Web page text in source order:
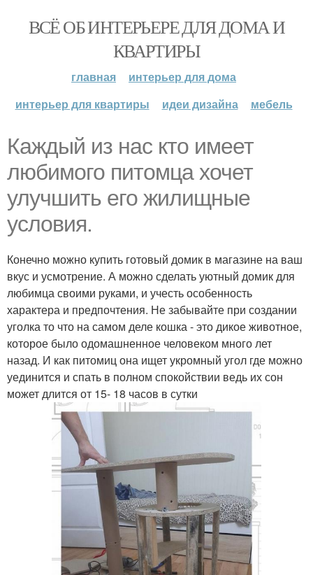
ВСЁ ОБ ИНТЕРЬЕРЕ ДЛЯ ДОМА И
КВАРТИРЫ
главная
интерьер для дома
интерьер для квартиры
идеи дизайна мебель
Каждый из нас кто имеет
любимого питомца хочет
улучшить его жилищные
условия.
Конечно можно купить готовый домик в магазине на ваш
вкус и усмотрение. А можно сделать уютный домик для
любимца своими руками, и учесть особенность
характера и предпочтения. Не забывайте при создании
уголка то что на самом деле кошка - это дикое животное,
которое было одомашненное человеком много лет
назад. И как питомиц она ищет укромный угол где можно
уединится и спать в полном спокойствии ведь их сон
может длится от 15- 18 часов в сутки